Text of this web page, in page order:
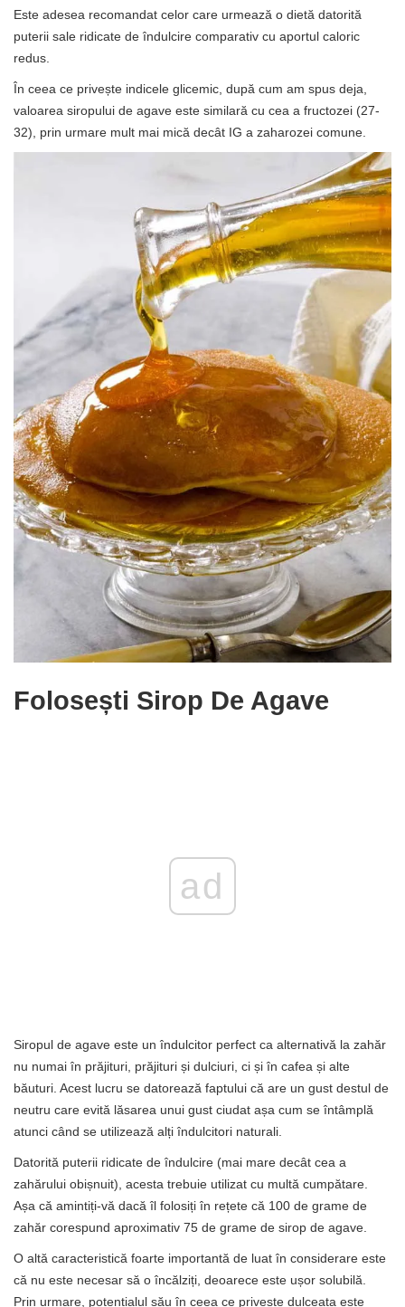
Este adesea recomandat celor care urmează o dietă datorită
puterii sale ridicate de îndulcire comparativ cu aportul caloric
redus.
În ceea ce privește indicele glicemic, după cum am spus deja,
valoarea siropului de agave este similară cu cea a fructozei (27-
32), prin urmare mult mai mică decât IG a zaharozei comune.
Folosești Sirop De Agave
ad
Siropul de agave este un îndulcitor perfect ca alternativă la zahăr
nu numai în prăjituri, prăjituri și dulciuri, ci și în cafea și alte
băuturi. Acest lucru se datorează faptului că are un gust destul de
neutru care evită lăsarea unui gust ciudat așa cum se întâmplă
atunci când se utilizează alți îndulcitori naturali.
Datorită puterii ridicate de îndulcire (mai mare decât cea a
zahărului obișnuit), acesta trebuie utilizat cu multă cumpătare.
Așa că amintiți-vă dacă îl folosiți în rețete că 100 de grame de
zahăr corespund aproximativ 75 de grame de sirop de agave.
O altă caracteristică foarte importantă de luat în considerare este
că nu este necesar să o încălziți, deoarece este ușor solubilă.
Prin urmare, potențialul său în ceea ce privește dulceața este